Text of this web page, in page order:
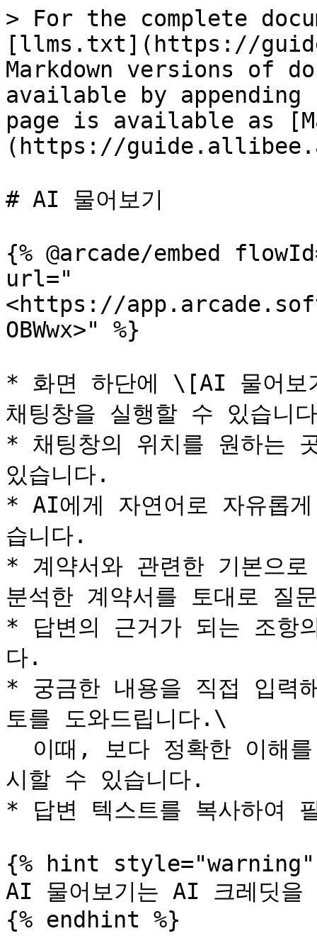
> For the complete
[llms.txt](https://
Markdown versions of
available by
page is available as
(https://
# AI 물어보기
{% @arcade/embed
url="
<https://
OBWwx>" %}
* 화면 하단에 \[AI 물어보
채팅창을 실행할 수 있습니
* 채팅창의 위치를 원하는
있습니다.
* AI에게 자연어로 자유롭
습니다.
* 계약서와 관련한 기본으
분석한 계약서를 토대로 질
* 답변의 근거가 되는 조항
다.
* 궁금한 내용을 직접 입력
토를 도와드립니다.\
시할 수 있습니다.
* 답변 텍스트를 복사하여
{% hint style="warning"
AI 물어보기는 AI 크레딧을
{% endhint %}